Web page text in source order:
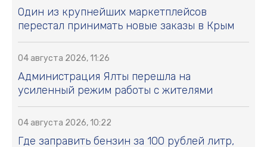
Один из крупнейших маркетплейсов
перестал принимать новые заказы в Крым
04 августа 2026, 11:26
Администрация Ялты перешла на
усиленный режим работы с жителями
04 августа 2026, 10:22
Где заправить бензин за 100 рублей литр,